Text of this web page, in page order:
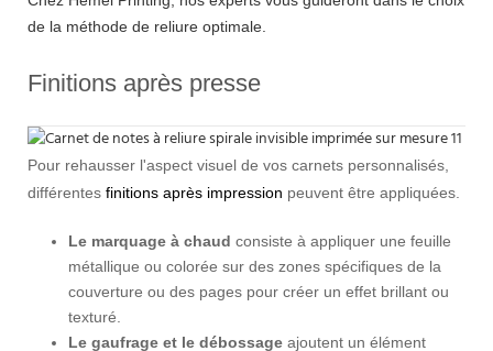
de la méthode de reliure optimale.
Finitions après presse
Pour rehausser l'aspect visuel de vos carnets personnalisés,
différentes finitions après impression peuvent être appliquées.
Le marquage à chaud consiste à appliquer une feuille
métallique ou colorée sur des zones spécifiques de la
couverture ou des pages pour créer un effet brillant ou
texturé.
Le gaufrage et le débossageajoutent un élément